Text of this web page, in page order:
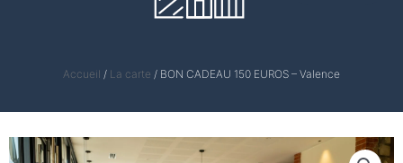
Accueil / La carte / BON CADEAU 150 EUROS – Valence